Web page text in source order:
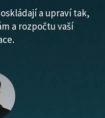
a upraví tak,
a rozpočtu vaší